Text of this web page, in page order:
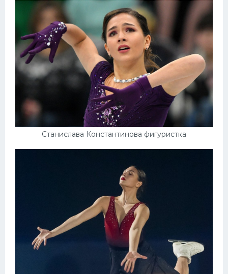
Станислава Константинова фигуристка